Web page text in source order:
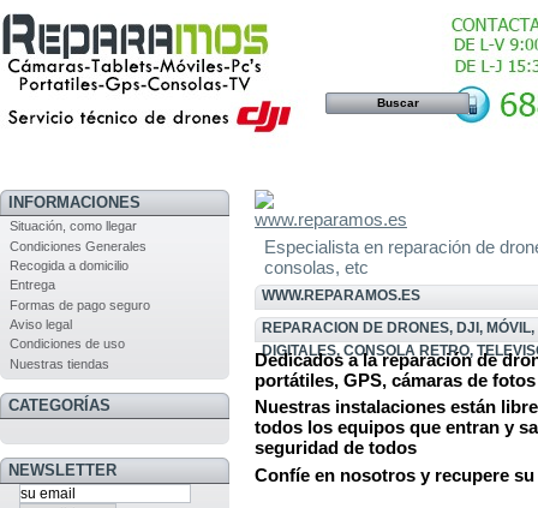
INFORMACIONES
Situación, como llegar
Condiciones Generales
Recogida a domicilio
Entrega
Formas de pago seguro
Aviso legal
Condiciones de uso
Nuestras tiendas
CATEGORÍAS
NEWSLETTER
Especialista en reparación de
consolas, etc
WWW.REPARAMOS.ES
REPARACION DE DRONES, DJI,
DIGITALES, CONSOLA RETRO,
Dedicados a la reparación de
portátiles, GPS, cámaras de
Nuestras instalaciones están
todos los equipos que entran y
seguridad de todos
Confíe en nosotros y recupere